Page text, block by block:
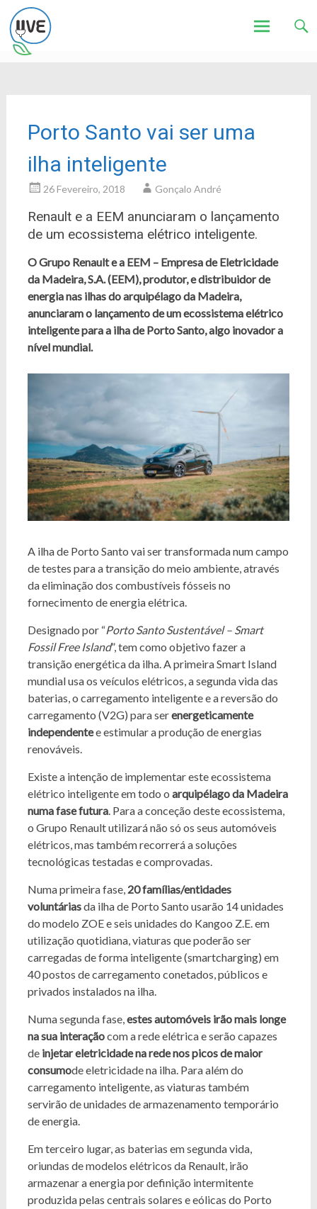
Porto Santo vai ser uma
ilha inteligente
26 Fevereiro, 2018 Gonçalo André
Renault e a EEM anunciaram o lançamento
de um ecossistema elétrico inteligente.
O Grupo Renault e a EEM – Empresa de Eletricidade
da Madeira, S.A. (EEM), produtor, e distribuidor de
energia nas ilhas do arquipélago da Madeira,
anunciaram o lançamento de um ecossistema elétrico
inteligente para a ilha de Porto Santo, algo inovador a
nível mundial.
A ilha de Porto Santo vai ser transformada num campo
de testes para a transição do meio ambiente, através
da eliminação dos combustíveis fósseis no
fornecimento de energia elétrica.
Designado por “Porto Santo Sustentável – Smart
Fossil Free Island”, tem como objetivo fazer a
transição energética da ilha. A primeira Smart Island
mundial usa os veículos elétricos, a segunda vida das
baterias, o carregamento inteligente e a reversão do
carregamento (V2G) para serenergeticamente
independentee estimular a produção de energias
renováveis.
Existe a intenção de implementar este ecossistema
elétrico inteligente em todo o arquipélago da Madeira
numa fase futura. Para a conceção deste ecossistema,
o Grupo Renault utilizará não só os seus automóveis
elétricos, mas também recorrerá a soluções
tecnológicas testadas e comprovadas.
Numa primeira fase, 20 famílias/entidades
voluntáriasda ilha de Porto Santo usarão 14 unidades
do modelo ZOE e seis unidades do Kangoo Z.E. em
utilização quotidiana, viaturas que poderão ser
carregadas de forma inteligente (smartcharging) em
40 postos de carregamento conetados, públicos e
privados instalados na ilha.
Numa segunda fase,estes automóveis irão mais longe
na sua interaçãocom a rede elétrica e serão capazes
deinjetar eletricidade na rede nos picos de maior
consumode eletricidade na ilha. Para além do
carregamento inteligente, as viaturas também
servirão de unidades de armazenamento temporário
de energia.
Em terceiro lugar, as baterias em segunda vida,
oriundas de modelos elétricos da Renault, irão
armazenar a energia por definição intermitente
produzida pelas centrais solares e eólicas do Porto